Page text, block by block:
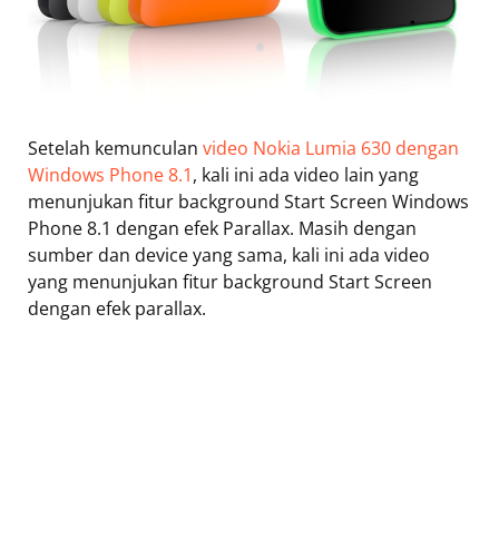
Setelah kemunculan video Nokia Lumia 630 dengan
Windows Phone 8.1, kali ini ada video lain yang
menunjukan fitur background Start Screen Windows
Phone 8.1 dengan efek Parallax. Masih dengan
sumber dan device yang sama, kali ini ada video
yang menunjukan fitur background Start Screen
dengan efek parallax.